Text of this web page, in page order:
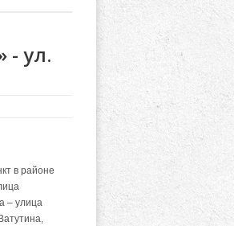
- ул.
в районе
– улица